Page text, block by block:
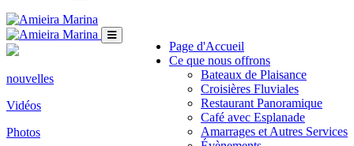
Page d'Accueil
Ce que nous offrons
Bateaux de Plaisance
Croisières Fluviales
Restaurant Panoramique
Café avec Esplanade
Amarrages et Autres Services
nouvelles
Vidéos
Photos